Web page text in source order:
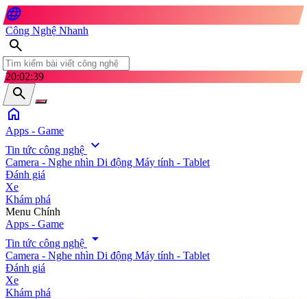
language
Công Nghệ Nhanh
search
20:02:41
search
home
Apps - Game
Tin tức công nghệ expand_more
Camera - Nghe nhìn Di động Máy tính - Tablet
Đánh giá
Xe
Khám phá
search
Menu Chính
Apps - Game
Tin tức công nghệ
arrow_drop_down
Camera - Nghe nhìn Di động Máy tính - Tablet
Đánh giá
Xe
Khám phá